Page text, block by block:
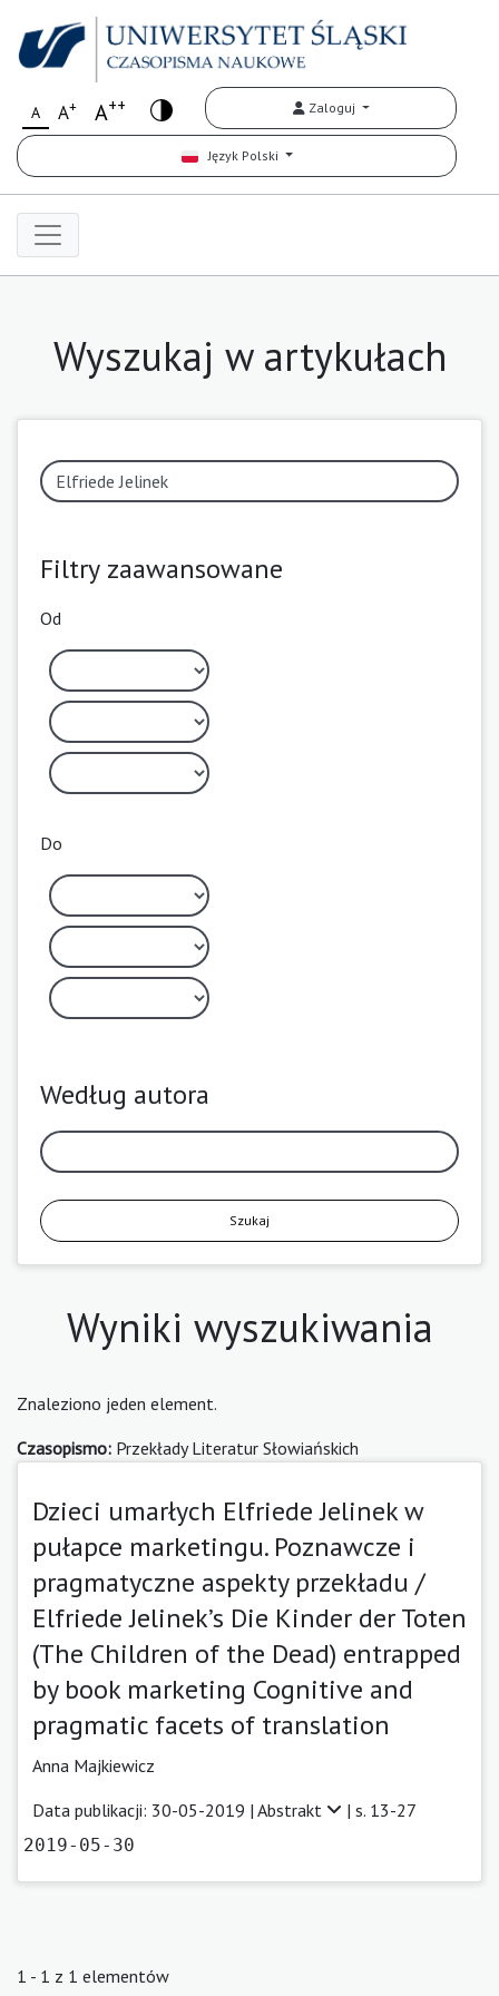
A A+ A++ Zaloguj
Język Polski
Wyszukaj w artykułach
Filtry zaawansowane
Od
Do
Według autora
Szukaj
Wyniki wyszukiwania
Znaleziono jeden element.
Czasopismo: Przekłady Literatur Słowiańskich
Dzieci umarłych Elfriede Jelinek w
pułapce marketingu. Poznawcze i
pragmatyczne aspekty przekładu /
Elfriede Jelinek’s Die Kinder der Toten
(The Children of the Dead) entrapped
by book marketing Cognitive and
pragmatic facets of translation
Anna Majkiewicz
Data publikacji: 30-05-2019 | Abstrakt | s. 13-27
2019-05-30
1 - 1 z 1 elementów